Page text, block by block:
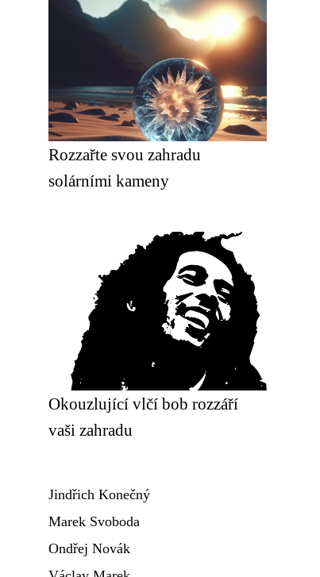
Rozzařte svou zahradu
solárními kameny
Okouzlující vlčí bob rozzáří
vaši zahradu
Jindřich Konečný
Marek Svoboda
Ondřej Novák